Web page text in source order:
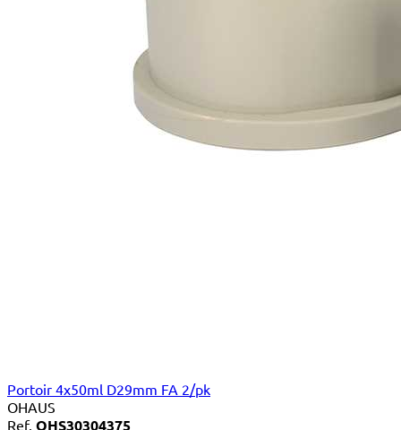
Portoir 4x50ml D29mm FA 2/pk
OHAUS
Ref. OHS30304375